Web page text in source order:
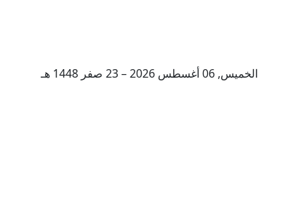
الخميس, 06 أغسطس 2026 – 23 صفر 1448 هـ